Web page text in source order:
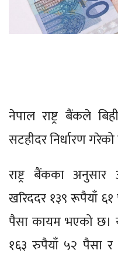
नेपाल राष्ट्र बैंकले
सटहीदर निर्धारण
राष्ट्र बैंकका
खरिददर १३९ रूपैयाँ ६१
पैसा कायम भएको छ।
१६३ रुपैयाँ ५२ पैसा र